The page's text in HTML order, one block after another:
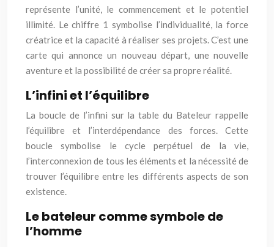
représente l’unité, le commencement et le potentiel
illimité. Le chiffre 1 symbolise l’individualité, la force
créatrice et la capacité à réaliser ses projets. C’est une
carte qui annonce un nouveau départ, une nouvelle
aventure et la possibilité de créer sa propre réalité.
L’infini et l’équilibre
La boucle de l’infini sur la table du Bateleur rappelle
l’équilibre et l’interdépendance des forces. Cette
boucle symbolise le cycle perpétuel de la vie,
l’interconnexion de tous les éléments et la nécessité de
trouver l’équilibre entre les différents aspects de son
existence.
Le bateleur comme symbole de
l’homme